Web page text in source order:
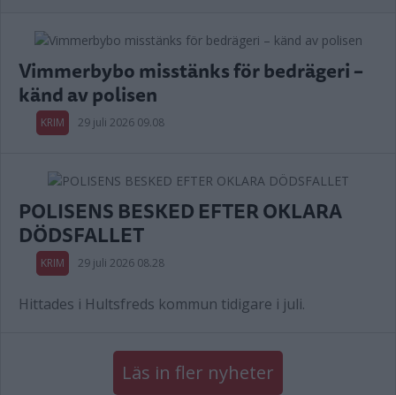
Vimmerbybo misstänks för bedrägeri –
känd av polisen
KRIM 29 juli 2026 09.08
POLISENS BESKED EFTER OKLARA
DÖDSFALLET
KRIM 29 juli 2026 08.28
Hittades i Hultsfreds kommun tidigare i juli.
Läs in fler nyheter